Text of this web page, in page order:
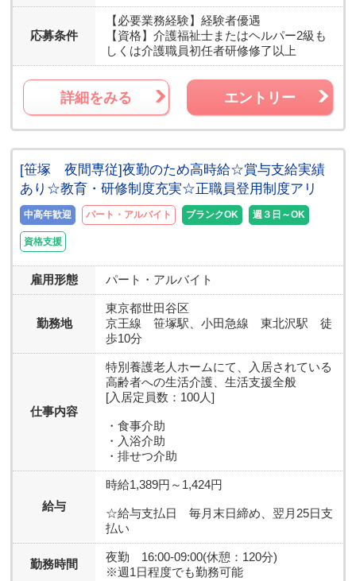
応募条件
【必要業務経験】 経験者優遇
【資格】 介護福祉士またはヘルパー2級も
しくは介護職員初任者研修修了以上
詳細をみる エントリー
[笹塚 夜間専従]夜勤のため高時給☆賞与支給実績
あり☆教育・研修制度充実☆正職員登用制度アリ
中高年歓迎 パート・アルバイト ブランクOK 週３日～OK
資格支援
雇用形態 パート・アルバイト
勤務地
東京都世田谷区
京王線 笹塚駅、小田急線 東北沢駅 徒
歩10分
仕事内容
特別養護老人ホームにて、入居されている
高齢者への生活介護、生活支援全般
[入居定員数：100人]
・食事介助
・入浴介助
・排せつ介助
給与
時給1,389円～1,424円
☆給与支払日 毎月末日締め、翌月25日支
払い
勤務時間
夜勤 16:00-09:00(休憩：120分)
※週1日程度でも勤務可能